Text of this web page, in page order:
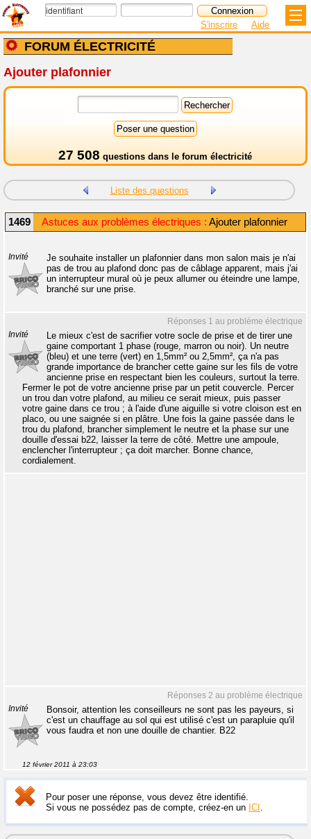
FORUM ÉLECTRICITÉ
S'inscrire Aide
Ajouter plafonnier
27 508 questions dans le forum électricité
Liste des questions
1469 Astuces aux problèmes électriques : Ajouter plafonnier
Invité
Je souhaite installer un plafonnier dans mon salon mais je n'ai
pas de trou au plafond donc pas de câblage apparent, mais j'ai
un interrupteur mural où je peux allumer ou éteindre une lampe,
branché sur une prise.
Réponses 1 au problème électrique
Invité
Le mieux c'est de sacrifier votre socle de prise et de tirer une
gaine comportant 1 phase (rouge, marron ou noir). Un neutre
(bleu) et une terre (vert) en 1,5mm² ou 2,5mm², ça n'a pas
grande importance de brancher cette gaine sur les fils de votre
ancienne prise en respectant bien les couleurs, surtout la terre.
Fermer le pot de votre ancienne prise par un petit couvercle. Percer
un trou dan votre plafond, au milieu ce serait mieux, puis passer
votre gaine dans ce trou ; à l'aide d'une aiguille si votre cloison est en
placo, ou une saignée si en plâtre. Une fois la gaine passée dans le
trou du plafond, brancher simplement le neutre et la phase sur une
douille d'essai b22, laisser la terre de côté. Mettre une ampoule,
enclencher l'interrupteur ; ça doit marcher. Bonne chance,
cordialement.
Réponses 2 au problème électrique
Invité
Bonsoir, attention les conseilleurs ne sont pas les payeurs, si
c'est un chauffage au sol qui est utilisé c'est un parapluie qu'il
vous faudra et non une douille de chantier. B22
12 février 2011 à 23:03
Pour poser une réponse, vous devez être identifié.
Si vous ne possédez pas de compte, créez-en un ICI .